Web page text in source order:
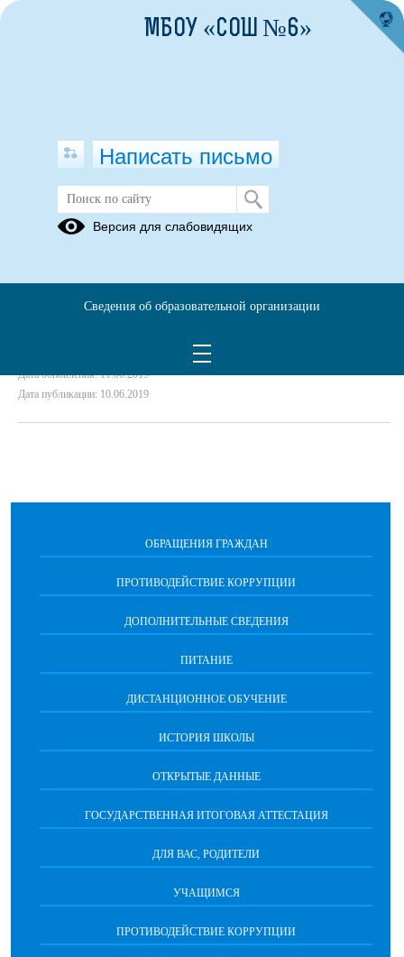
Чтение. Как привлечь внимание к
чтению?
(скачать) (посмотреть)
Дата обновления: 11.06.2019
Дата публикации: 10.06.2019
ОБРАЩЕНИЯ ГРАЖДАН
ПРОТИВОДЕЙСТВИЕ КОРРУПЦИИ
ДОПОЛНИТЕЛЬНЫЕ СВЕДЕНИЯ
ПИТАНИЕ
ДИСТАНЦИОННОЕ ОБУЧЕНИЕ
ИСТОРИЯ ШКОЛЫ
ОТКРЫТЫЕ ДАННЫЕ
ГОСУДАРСТВЕННАЯ ИТОГОВАЯ АТТЕСТАЦИЯ
ДЛЯ ВАС, РОДИТЕЛИ
УЧАЩИМСЯ
ПРОТИВОДЕЙСТВИЕ КОРРУПЦИИ
МБОУ «СОШ №6»
Написать письмо
Версия для слабовидящих
Сведения об образовательной организации